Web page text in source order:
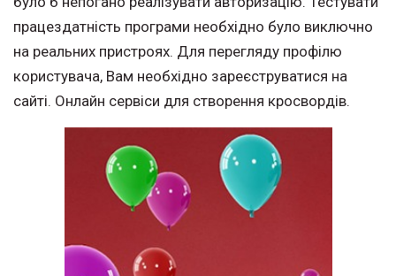
працездатність програми необхідно було виключно
на реальних пристроях. Для перегляду профілю
користувача, Вам необхідно зареєструватися на
сайті. Онлайн сервіси для створення кросвордів.